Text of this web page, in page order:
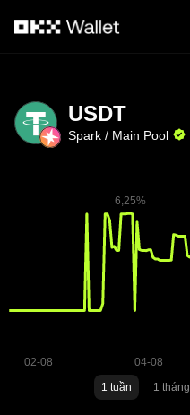
USDT
Spark / Main Pool
1 tuần 1 tháng